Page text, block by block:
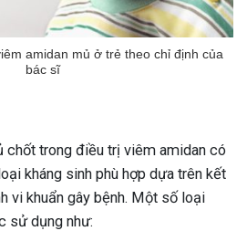
amidan mủ ở trẻ theo chỉ định của
bác sĩ
chốt trong điều trị viêm amidan có
kháng sinh phù hợp dựa trên kết
vi khuẩn gây bệnh. Một số loại
sử dụng như: